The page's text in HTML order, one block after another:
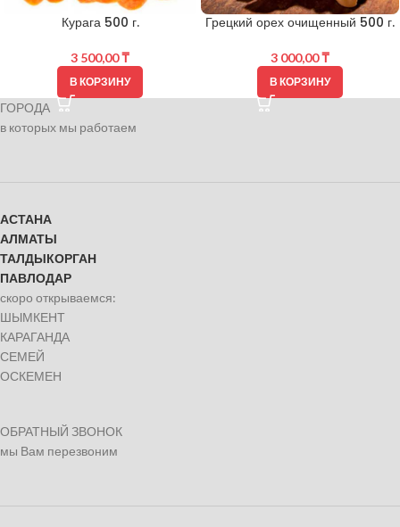
Курага 500 г.
3 500,00₸
В КОРЗИНУ
Грецкий орех очищенный 500 г.
3 000,00₸
В КОРЗИНУ
ГОРОДА
в которых мы работаем
АСТАНА
АЛМАТЫ
ТАЛДЫКОРГАН
ПАВЛОДАР
скоро открываемся:
ШЫМКЕНТ
КАРАГАНДА
СЕМЕЙ
ОСКЕМЕН
ОБРАТНЫЙ ЗВОНОК
мы Вам перезвоним